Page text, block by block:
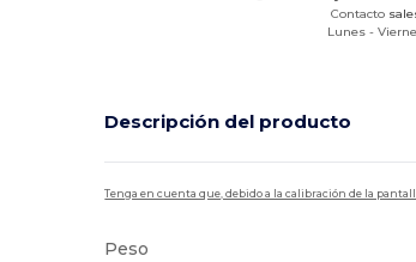
Contacto
Lunes -
Descripción del producto
Tenga en cuenta que, debido a la calibración de la
Peso